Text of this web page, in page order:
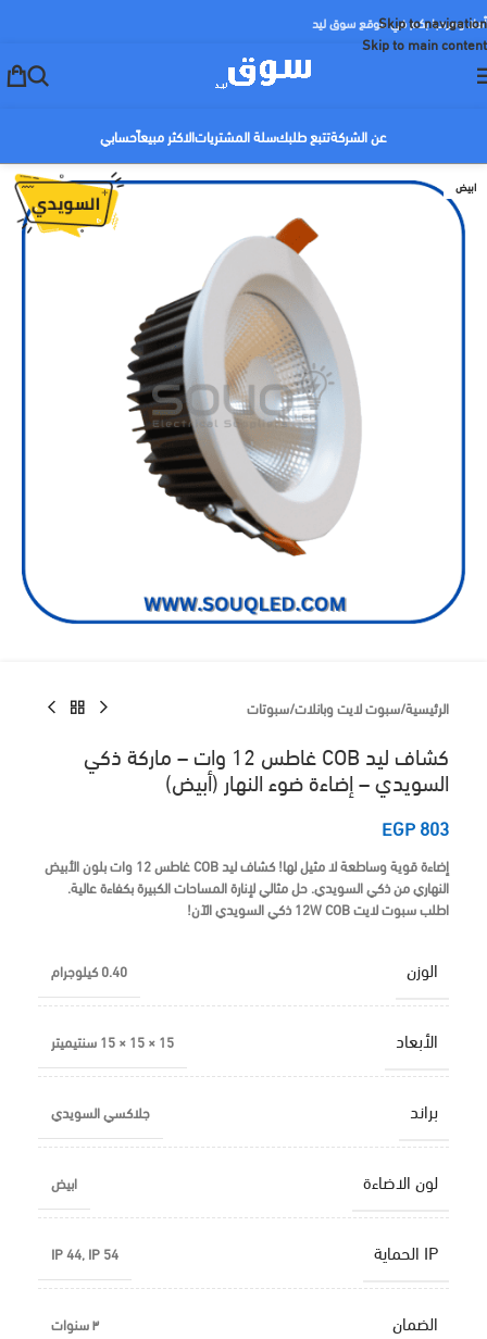
Skip to navigation
Skip to main content
أهلا ومرحبا بكم في موقع سوق ليد
عن الشركةتتبع طلبكسلة المشترياتالاكثر مبيعاًحسابي
ابيض
الرئيسية/سبوت لايت وبانلات/سبوتات
كشاف ليد COB غاطس 12 وات – ماركة ذكي
السويدي – إضاءة ضوء النهار (أبيض)
EGP803
إضاءة قوية وساطعة لا مثيل لها!كشاف ليد COB غاطس 12 وات بلونالأبيض
النهاريمنذكي السويدي. حل مثالي لإنارة المساحات الكبيرة بكفاءة عالية.
اطلب سبوت لايت 12W COB ذكي السويدي الآن!
الوزن 0.40 كيلوجرام
الأبعاد 15 × 15 × 15 سنتيميتر
براند جلاكسي السويدي
لون الاضاءة ابيض
IP الحماية IP 44,IP 54
الضمان ٣ سنوات